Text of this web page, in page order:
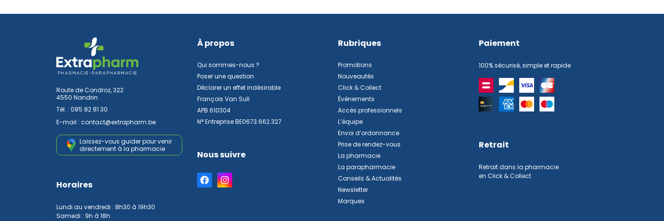
Route de Condroz, 322
4550 Nandrin
Tél. : 085 82 81 30
E-mail : contact@extrapharm.be
Laissez-vous guider pour venir
directement à la pharmacie
Horaires
Lundi au vendredi : 8h30 à 19h30
Samedi : 9h à 18h
À propos
Qui sommes-nous ?
Poser une question
Déclarer un effet indésirable
François Van Sull
APB 610304
N° Entreprise BE0673.662.327
Nous suivre
Rubriques
Promotions
Nouveautés
Click & Collect
Événements
Accès professionnels
L’équipe
Envoi d’ordonnance
Prise de rendez-vous
La pharmacie
La parapharmacie
Conseils & Actualités
Newsletter
Marques
Paiement
100% sécurisé, simple et rapide
Retrait
Retrait dans la pharmacie
en Click & Collect